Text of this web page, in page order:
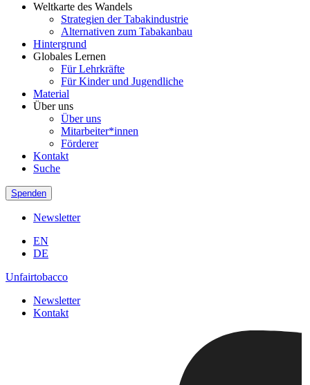
Weltkarte des Wandels
Strategien der Tabakindustrie
Alternativen zum Tabakanbau
Hintergrund
Globales Lernen
Für Lehrkräfte
Für Kinder und Jugendliche
Material
Über uns
Über uns
Mitarbeiter*innen
Förderer
Kontakt
Suche
Spenden
Newsletter
EN
DE
Unfairtobacco
Newsletter
Kontakt